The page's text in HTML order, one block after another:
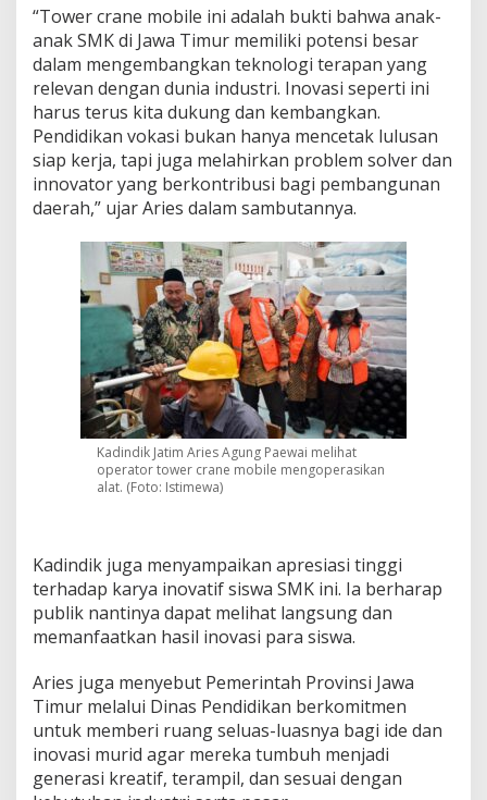
f
W
a
j
i
b
D
i
u
k
n
g
P
e
n
u
h
“Tower crane mobile ini adalah bukti bahwa anak-
anak SMK di Jawa Timur memiliki potensi besar
dalam mengembangkan teknologi terapan yang
relevan dengan dunia industri. Inovasi seperti ini
harus terus kita dukung dan kembangkan.
Pendidikan vokasi bukan hanya mencetak lulusan
siap kerja, tapi juga melahirkan problem solver dan
innovator yang berkontribusi bagi pembangunan
daerah,” ujar Aries dalam sambutannya.
Kadindik Jatim Aries Agung Paewai melihat
operator tower crane mobile mengoperasikan
alat. (Foto: Istimewa)
Kadindik juga menyampaikan apresiasi tinggi
terhadap karya inovatif siswa SMK ini. Ia berharap
publik nantinya dapat melihat langsung dan
memanfaatkan hasil inovasi para siswa.
Aries juga menyebut Pemerintah Provinsi Jawa
Timur melalui Dinas Pendidikan berkomitmen
untuk memberi ruang seluas-luasnya bagi ide dan
inovasi murid agar mereka tumbuh menjadi
generasi kreatif, terampil, dan sesuai dengan